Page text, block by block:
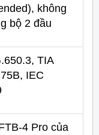
không
bộ 2 đầu
TIA
IEC
4 Pro của